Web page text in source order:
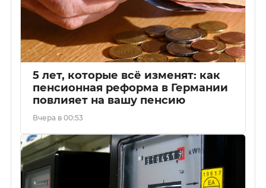
5 лет, которые всё изменят: как
пенсионная реформа в Германии
повлияет на вашу пенсию
Вчера в 00:53